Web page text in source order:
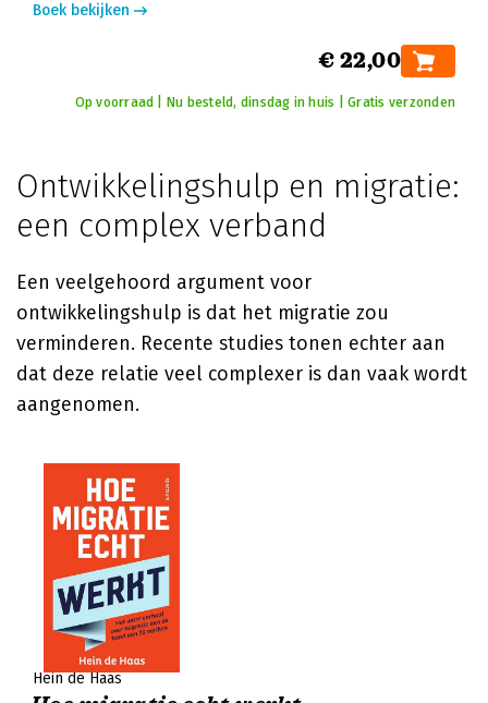
Boek bekijken
€ 22,00
Op voorraad | Nu besteld, dinsdag in huis | Gratis verzonden
Ontwikkelingshulp en migratie:
een complex verband
Een veelgehoord argument voor
ontwikkelingshulp is dat het migratie zou
verminderen. Recente studies tonen echter aan
dat deze relatie veel complexer is dan vaak wordt
aangenomen.
Hein de Haas